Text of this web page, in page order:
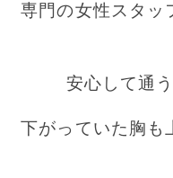
専門の女性スタッ
安心して通
下がっていた胸も